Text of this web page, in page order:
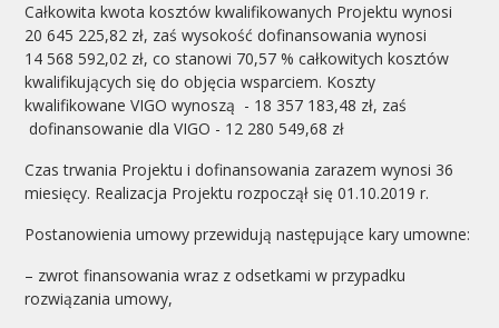
Całkowita kwota kosztów kwalifikowanych Projektu wynosi
20 645 225,82 zł, zaś wysokość dofinansowania wynosi
14 568 592,02 zł, co stanowi 70,57 % całkowitych kosztów
kwalifikujących się do objęcia wsparciem. Koszty
kwalifikowane VIGO wynoszą - 18 357 183,48 zł, zaś
dofinansowanie dla VIGO - 12 280 549,68 zł
Czas trwania Projektu i dofinansowania zarazem wynosi 36
miesięcy. Realizacja Projektu rozpoczął się 01.10.2019 r.
Postanowienia umowy przewidują następujące kary umowne:
– zwrot finansowania wraz z odsetkami w przypadku
rozwiązania umowy,